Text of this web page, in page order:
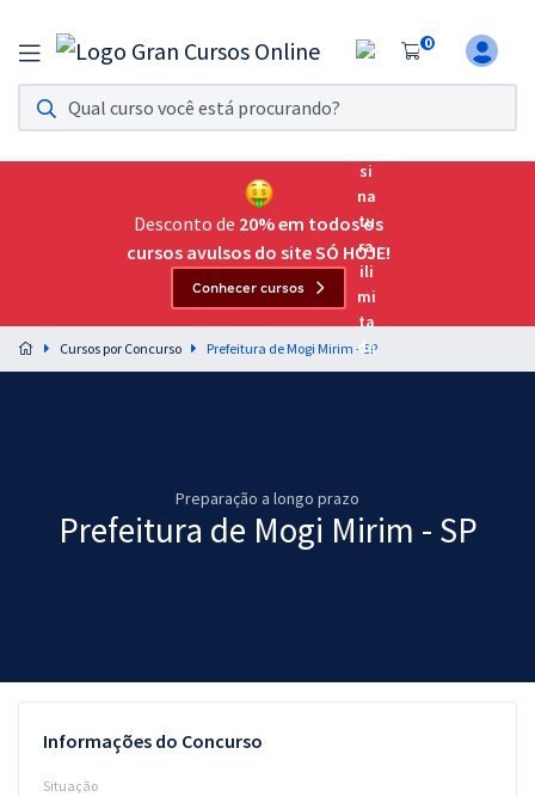
0
Assinatura Ilimitada 11
Acesso a todos os cursos. Teste grátis por 7 dias!
Assinatura OAB Até Passar
Acesso ilimitado a toda preparação para o Exame da
Preparação completa e intensiva para as principais
residências em saúde do Brasil
Questões grátis
Desconto de 20% em todos os
cursos avulsos do site SÓ HOJE!
Conhecer cursos
Cursos por Concurso Prefeitura de Mogi Mirim - SP
Preparação a longo prazo
Prefeitura de Mogi Mirim - SP
Informações do Concurso
Situação